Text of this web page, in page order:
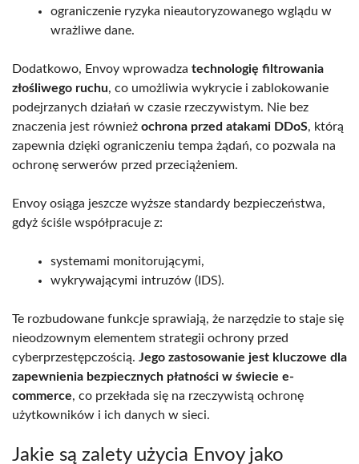
ograniczenie ryzyka nieautoryzowanego wglądu w
wrażliwe dane.
Dodatkowo, Envoy wprowadza technologię filtrowania
złośliwego ruchu, co umożliwia wykrycie i zablokowanie
podejrzanych działań w czasie rzeczywistym. Nie bez
znaczenia jest również ochrona przed atakami DDoS, którą
zapewnia dzięki ograniczeniu tempa żądań, co pozwala na
ochronę serwerów przed przeciążeniem.
Envoy osiąga jeszcze wyższe standardy bezpieczeństwa,
gdyż ściśle współpracuje z:
systemami monitorującymi,
wykrywającymi intruzów (IDS).
Te rozbudowane funkcje sprawiają, że narzędzie to staje się
nieodzownym elementem strategii ochrony przed
cyberprzestępczością. Jego zastosowanie jest kluczowe dla
zapewnienia bezpiecznych płatności w świecie e-
commerce, co przekłada się na rzeczywistą ochronę
użytkowników i ich danych w sieci.
Jakie są zalety użycia Envoy jako